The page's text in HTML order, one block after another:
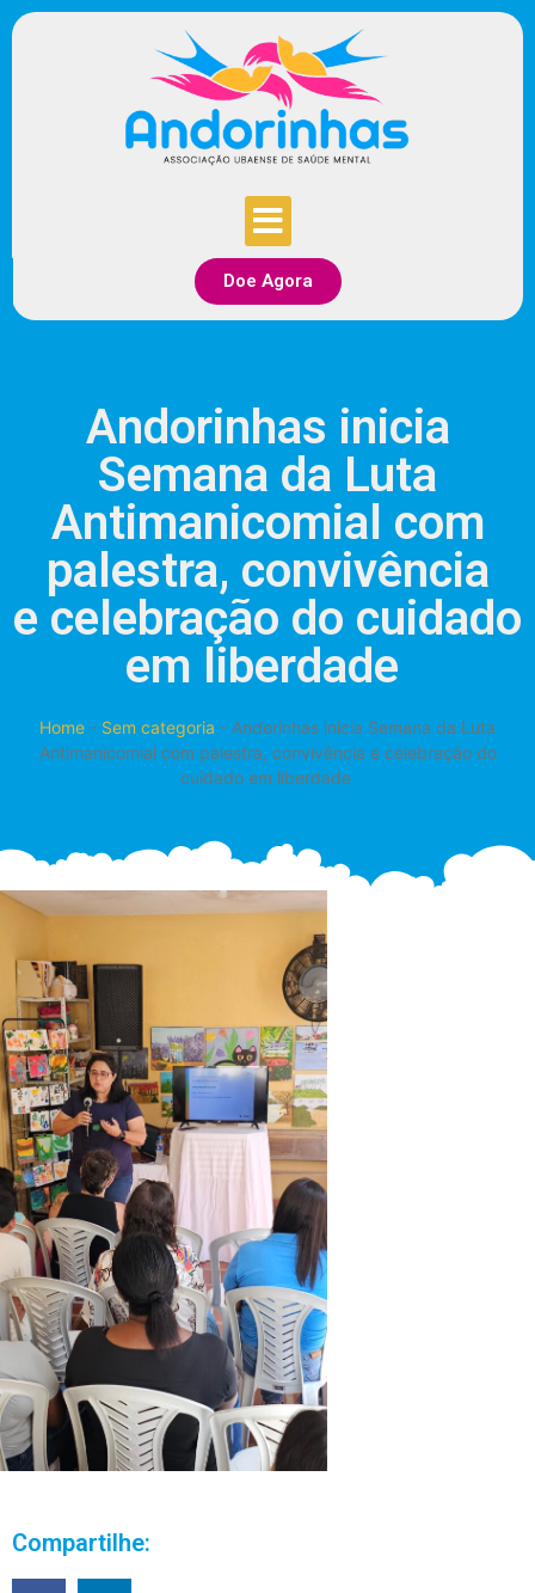
Doe Agora
Andorinhas inicia
Semana da Luta
Antimanicomial com
palestra, convivência
e celebração do cuidado
em liberdade
Home - Sem categoria - Andorinhas inicia Semana da Luta
Antimanicomial com palestra, convivência e celebração do
cuidado em liberdade
Compartilhe: